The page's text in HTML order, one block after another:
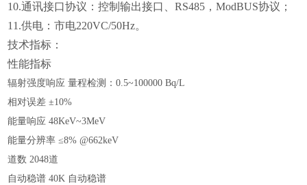
10.通讯接口协议：控制输出接口、RS485，ModBUS协议；
11.供电：市电220VC/50Hz。
技术指标：
性能指标
辐射强度响应 量程检测：0.5~100000 Bq/L
相对误差 ±10%
能量响应 48KeV~3MeV
能量分辨率 ≤8% @662keV
道数 2048道
自动稳谱 40K 自动稳谱